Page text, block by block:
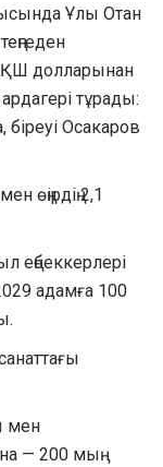
Ұлы Отан
долларынан
ардагері тұрады:
Осакаров
өңірдің 2,1
еңбеккерлері
адамға 100
мен
— 200 мың